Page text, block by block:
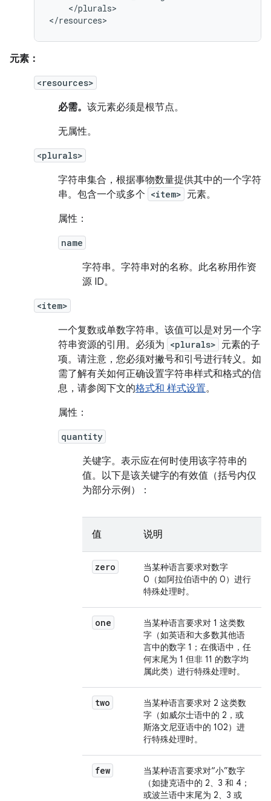
</plurals>
</resources>
元素：
<resources>
必需。 该元素必须是根节点。
无属性。
<plurals>
字符串集合，根据事物数量提供其中的一个字符
串。包含一个或多个 <item> 元素。
属性：
name
字符串。 字符串对的名称。此名称用作资
源 ID。
<item>
一个复数或单数字符串。该值可以是对另一个字
符串资源的引用。必须为 <plurals> 元素的子
项。请注意，您必须对撇号和引号进行转义。如
需了解有关如何正确设置字符串样式和格式的信
息，请参阅下文的格式和 样式设置。
属性：
quantity
关键字。 表示应在何时使用该字符串的
值。以下是该关键字的有效值（括号内仅
为部分示例）：
值 说明
zero
当某种语言要求对数字
0（如阿拉伯语中的 0）进行
特殊处理时。
one
当某种语言要求对 1 这类数
字（如英语和大多数其他语
言中的数字 1；在俄语中，任
何末尾为 1 但非 11 的数字均
属此类）进行特殊处理时。
two
当某种语言要求对 2 这类数
字（如威尔士语中的 2，或
斯洛文尼亚语中的 102）进
行特殊处理时。
few
当某种语言要求对“小”数字
（如捷克语中的 2、3 和 4；
或波兰语中末尾为 2、3 或